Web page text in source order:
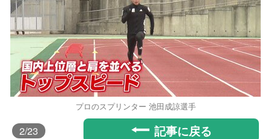
プロのスプリンター 池田成諒選手
2/23 記事に戻る